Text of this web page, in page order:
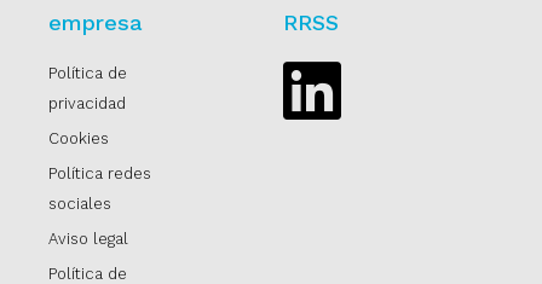
empresa
Política de
privacidad
Cookies
Política redes
sociales
Aviso legal
Política de
RRSS